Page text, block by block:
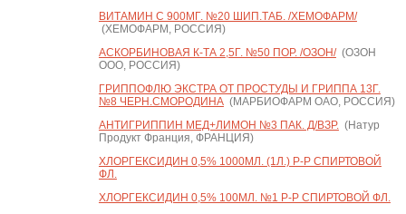
ВИТАМИН С 900МГ. №20 ШИП.ТАБ. /ХЕМОФАРМ/
(ХЕМОФАРМ, РОССИЯ)
АСКОРБИНОВАЯ К-ТА 2,5Г. №50 ПОР. /ОЗОН/(ОЗОН
ООО, РОССИЯ)
ГРИППОФЛЮ ЭКСТРА ОТ ПРОСТУДЫ И ГРИППА 13Г.
№8 ЧЕРН.СМОРОДИНА(МАРБИОФАРМ ОАО, РОССИЯ)
АНТИГРИППИН МЕД+ЛИМОН №3 ПАК. Д/ВЗР.(Натур
Продукт Франция, ФРАНЦИЯ)
ХЛОРГЕКСИДИН 0,5% 1000МЛ. (1Л.) Р-Р СПИРТОВОЙ
ФЛ.
ХЛОРГЕКСИДИН 0,5% 100МЛ. №1 Р-Р СПИРТОВОЙ ФЛ.